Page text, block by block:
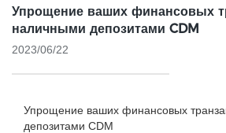
Упрощение ваших финансовых
наличными депозитами CDM
2023/06/22
Упрощение ваших финансовых
депозитами CDM